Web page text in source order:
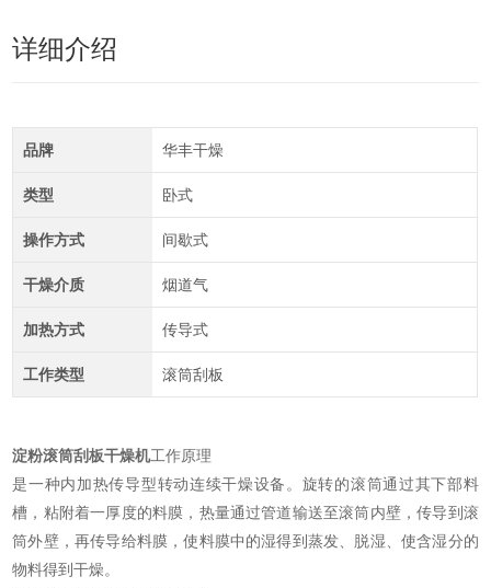
详细介绍
品牌 华丰干燥
类型 卧式
操作方式 间歇式
干燥介质 烟道气
加热方式 传导式
工作类型 滚筒刮板
淀粉滚筒刮板干燥机工作原理
是一种内加热传导型转动连续干燥设备。旋转的滚筒通过其下部料
槽，粘附着一厚度的料膜，热量通过管道输送至滚筒内壁，传导到滚
筒外壁，再传导给料膜，使料膜中的湿得到蒸发、脱湿、使含湿分的
物料得到干燥。